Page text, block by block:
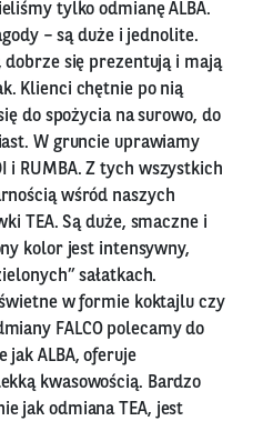
tylko odmianę ALBA.
– są duże i jednolite.
dobrze się prezentują i mają
Klienci chętnie po nią
do spożycia na surowo, do
W gruncie uprawiamy
i RUMBA. Z tych wszystkich
wśród naszych
TEA. Są duże, smaczne i
kolor jest intensywny,
sałatkach.
w formie koktajlu czy
FALCO polecamy do
jak ALBA, oferuje
kwasowością. Bardzo
jak odmiana TEA, jest